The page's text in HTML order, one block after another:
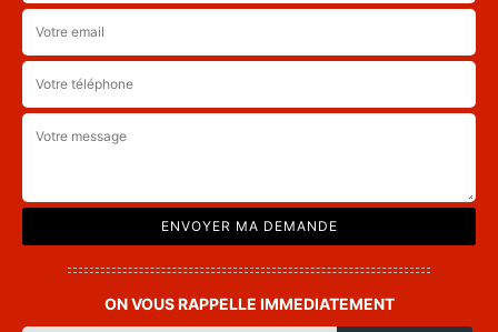
ON VOUS RAPPELLE IMMEDIATEMENT